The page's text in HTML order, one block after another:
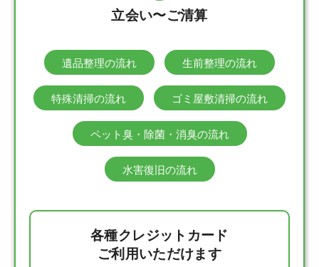
立会い〜ご清算
遺品整理の流れ 生前整理の流れ
特殊清掃の流れ ゴミ屋敷清掃の流れ
ペット臭・除菌・消臭の流れ
水害復旧の流れ
各種クレジットカード
ご利用いただけます